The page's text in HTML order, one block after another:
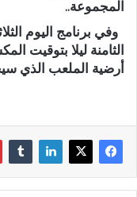
المجموعة..
وفي برنامج اليوم
الثامنة ليلا بتوقيت
أرضية الملعب الذي